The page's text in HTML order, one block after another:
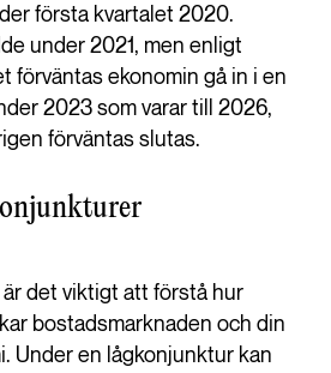
första kvartalet 2020.
under 2021, men enligt
förväntas ekonomin gå in i en
2023 som varar till 2026,
förväntas slutas.
det viktigt att förstå hur
bostadsmarknaden och din
Under en lågkonjunktur kan